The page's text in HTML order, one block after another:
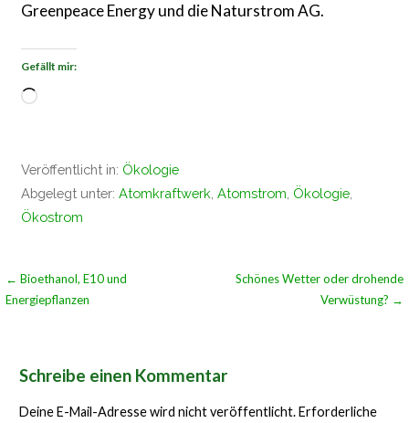
Greenpeace Energy und die Naturstrom AG.
Gefällt mir:
Wird
Veröffentlicht in: Ökologie
Abgelegt unter:Atomkraftwerk ,Atomstrom Ökologie
Ökostrom
Beitragsnavigation
← Bioethanol, E10 und
Energiepflanzen
Schönes Wetter oder drohende
Verwüstung? →
Schreibe einen Kommentar
Deine E-Mail-Adresse wird nicht veröffentlicht.Erforderliche